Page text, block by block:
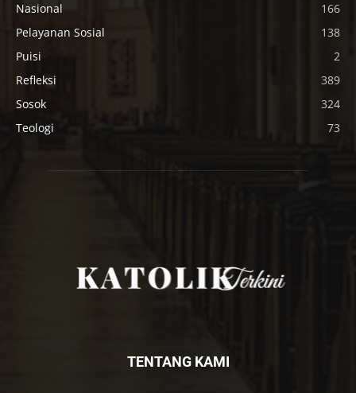
Nasional
166
Pelayanan Sosial
138
Puisi
2
Refleksi
389
Sosok
324
Teologi
73
TENTANG KAMI